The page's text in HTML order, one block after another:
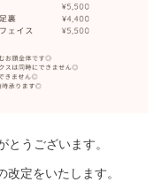
うございます。
定をいたします。